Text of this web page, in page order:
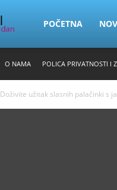
Zena
POČETNA
O NAMA POLICA PRIVATNOSTI I
Doživite užitak slasnih palačinki s